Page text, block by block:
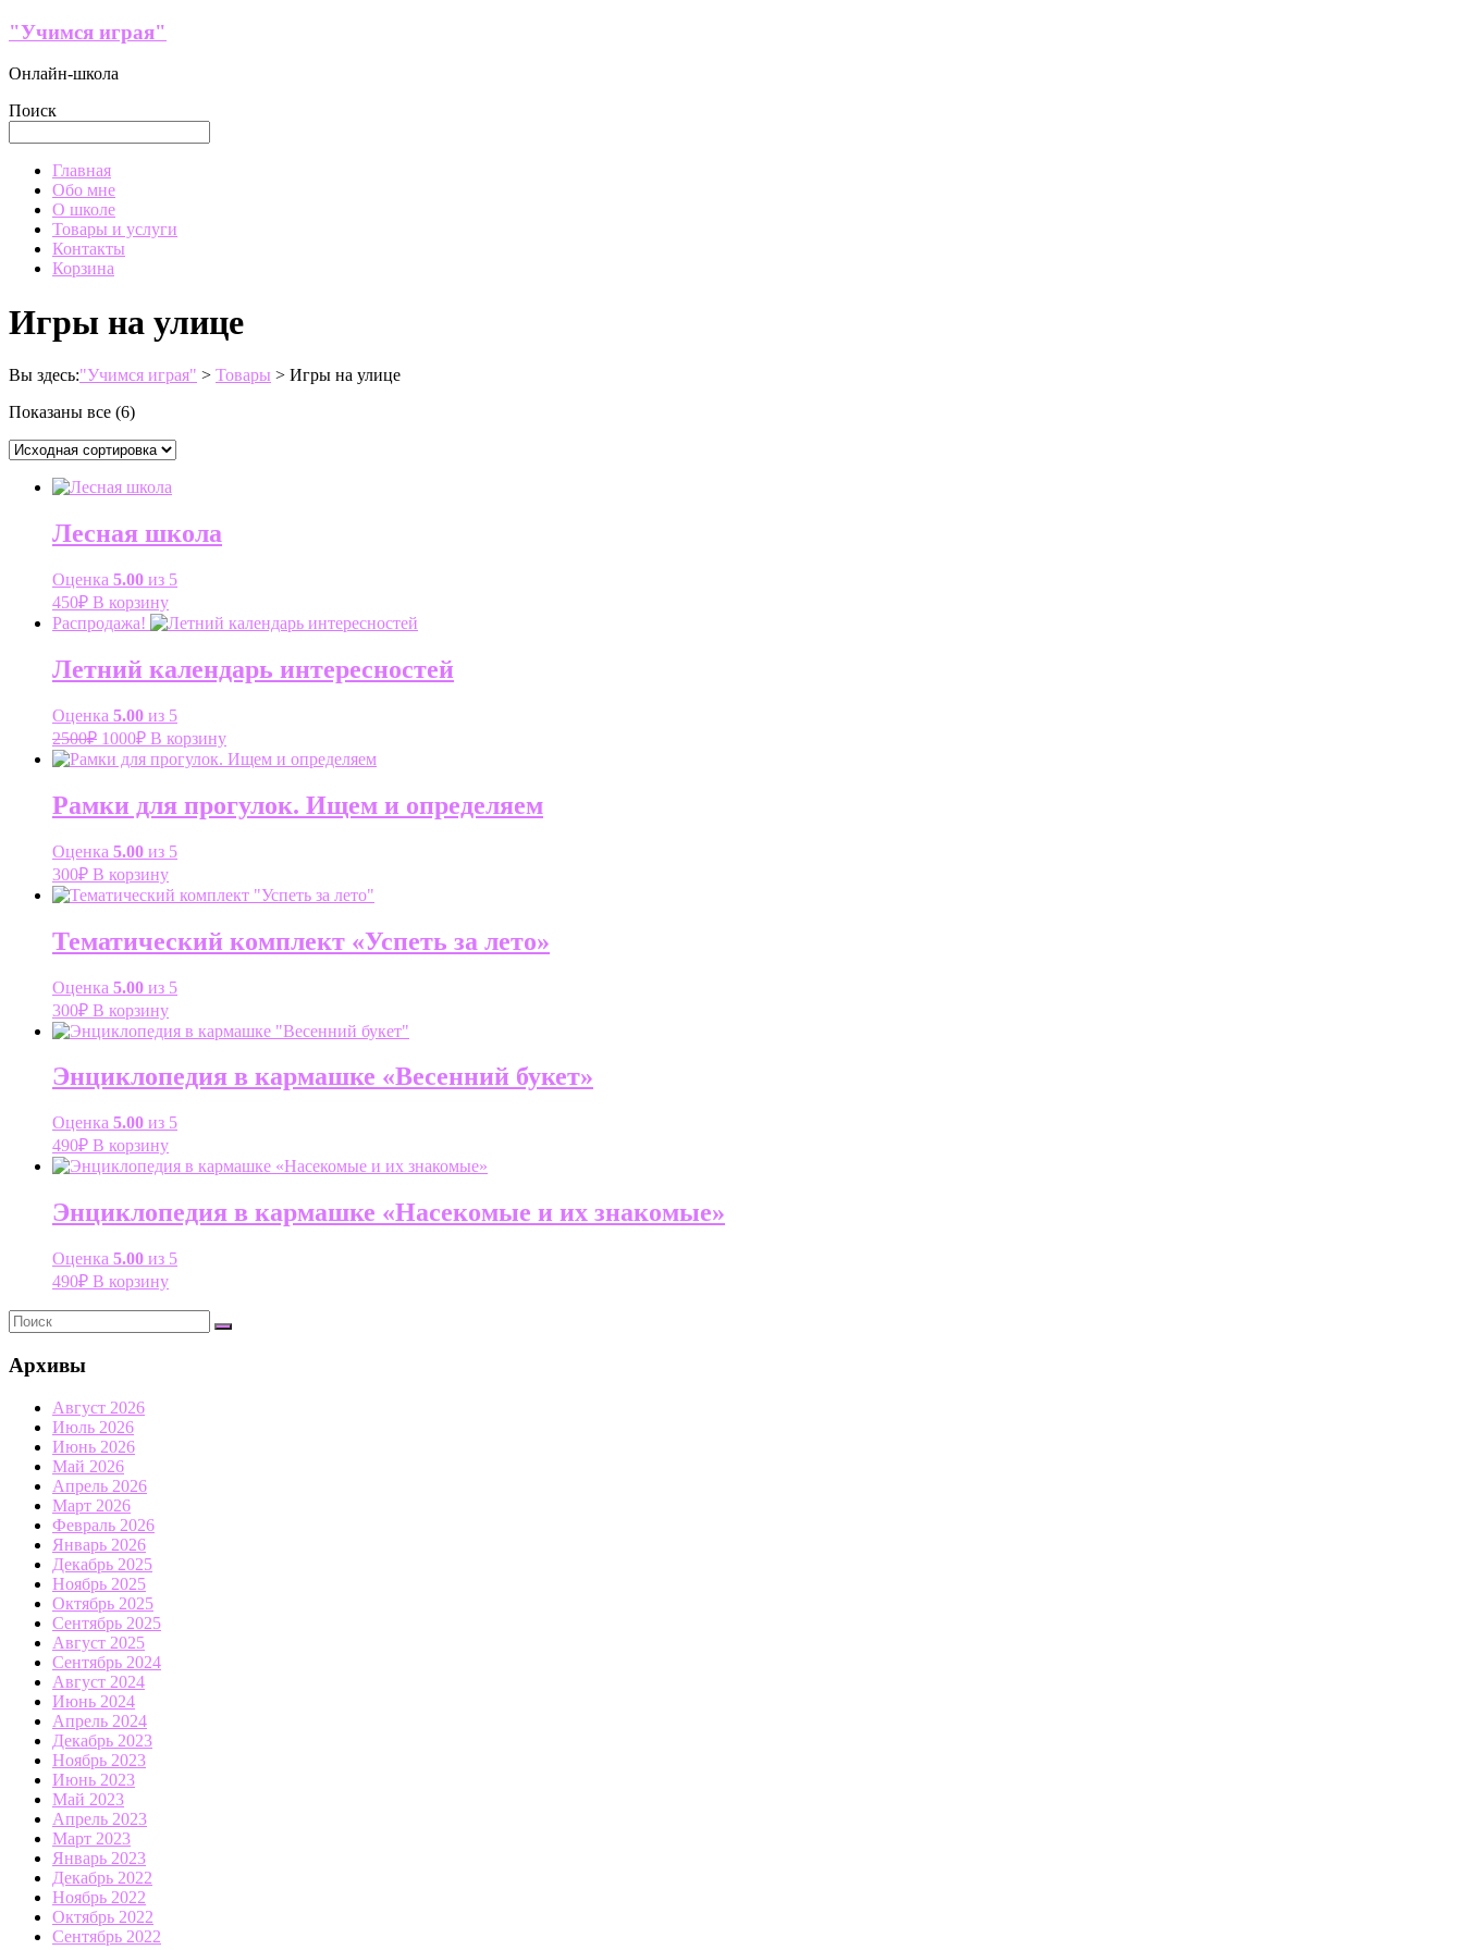
Перейти
содержимому
"Учимся играя"
Онлайн-школа
Поиск
МенюГлавная
Обо мне
О школе
Товары и услуги
Контакты
Корзина
Игры на улице
Вы здесь:"Учимся играя" > Товары > Игры на улице
Показаны все (6)
Лесная школа
Оценка 5.00 из 5
450₽ В корзину
Распродажа!
Летний календарь интересностей
Оценка 5.00 из 5
2500₽ Первоначальная
цена
составляла
1000₽Текущая
цена:
В корзину
Рамки для прогулок. Ищем и определяем
Оценка 5.00 из 5
300₽ В корзину
Тематический комплект «Успеть за лето»
Оценка 5.00 из 5
300₽ В корзину
Энциклопедия в кармашке «Весенний букет»
Оценка 5.00 из 5
490₽ В корзину
Энциклопедия в кармашке «Насекомые и их знакомые»
Оценка 5.00 из 5
490₽ В корзину
Архивы
Август 2026
Июль 2026
Июнь 2026
Май 2026
Апрель 2026
Март 2026
Февраль 2026
Январь 2026
Декабрь 2025
Ноябрь 2025
Октябрь 2025
Сентябрь 2025
Август 2025
Сентябрь 2024
Август 2024
Июнь 2024
Апрель 2024
Декабрь 2023
Ноябрь 2023
Июнь 2023
Май 2023
Апрель 2023
Март 2023
Январь 2023
Декабрь 2022
Ноябрь 2022
Октябрь 2022
Сентябрь 2022